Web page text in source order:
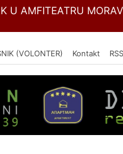
MENJA NAZIV U
(VOLONTER) Kontakt RSS